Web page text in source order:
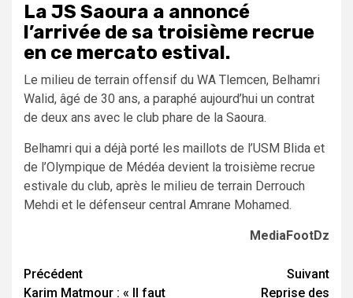
La JS Saoura a annoncé
l’arrivée de sa troisième recrue
en ce mercato estival.
Le milieu de terrain offensif du WA Tlemcen, Belhamri
Walid, âgé de 30 ans, a paraphé aujourd’hui un contrat
de deux ans avec le club phare de la Saoura.
Belhamri qui a déjà porté les maillots de l’USM Blida et
de l’Olympique de Médéa devient la troisième recrue
estivale du club, après le milieu de terrain Derrouch
Mehdi et le défenseur central Amrane Mohamed.
MediaFootDz
Navigation
Précédent
Karim Matmour : « Il faut
Suivant
Reprise des